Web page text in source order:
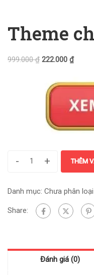
Theme
999.000₫ 222.000 ₫
- + THÊM
Danh mục: Chưa phân loại
Share:
Đánh giá (0)